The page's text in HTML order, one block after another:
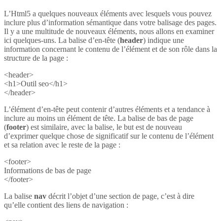
L’Html5 a quelques nouveaux éléments avec lesquels vous pouvez
inclure plus d’information sémantique dans votre balisage des pages.
Il y a une multitude de nouveaux éléments, nous allons en examiner
ici quelques-uns. La balise d’en-tête (header) indique une
information concernant le contenu de l’élément et de son rôle dans la
structure de la page :
<header>
<h1>Outil seo</h1>
</header>
L’élément d’en-tête peut contenir d’autres éléments et a tendance à
inclure au moins un élément de tête. La balise de bas de page
(footer) est similaire, avec la balise, le but est de nouveau
d’exprimer quelque chose de significatif sur le contenu de l’élément
et sa relation avec le reste de la page :
<footer>
Informations de bas de page
</footer>
La balise nav décrit l’objet d’une section de page, c’est à dire
qu’elle contient des liens de navigation :